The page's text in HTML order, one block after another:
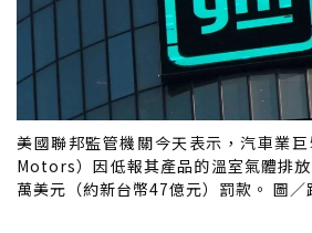
美國聯邦監管機關今天表示，汽車業
Motors）因低報其產品的溫室氣體排
萬美元（約新台幣47億元）罰款。 圖／